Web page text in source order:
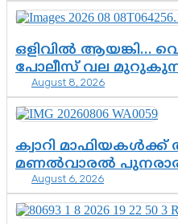
ഒളിവിൽ ആയങ്കി…
പോലീസ് വല മുറുകുന്നു;
രംഗത്ത്. ഇനി
എന്നത് മാത്രം
കസ്റ്റഡിയിലായാൽ
എന്തൊക്കെ
August 8, 2026
ക്വാറി മാഫിയകൾക്ക്
മണൽവാരൽ
സർക്കാർ തീരുമാനം
August 6, 2026